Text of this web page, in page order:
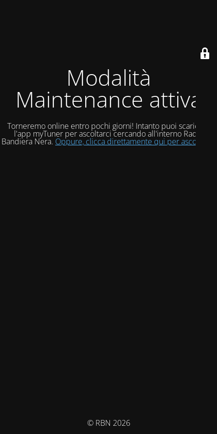
Modalità
Maintenance attiva
Torneremo online entro pochi giorni! Intanto puoi scaricare
l'app myTuner per ascoltarci cercando all'interno Radio
Bandiera Nera. Oppure, clicca direttamente qui per ascoltarci!
© RBN 2026